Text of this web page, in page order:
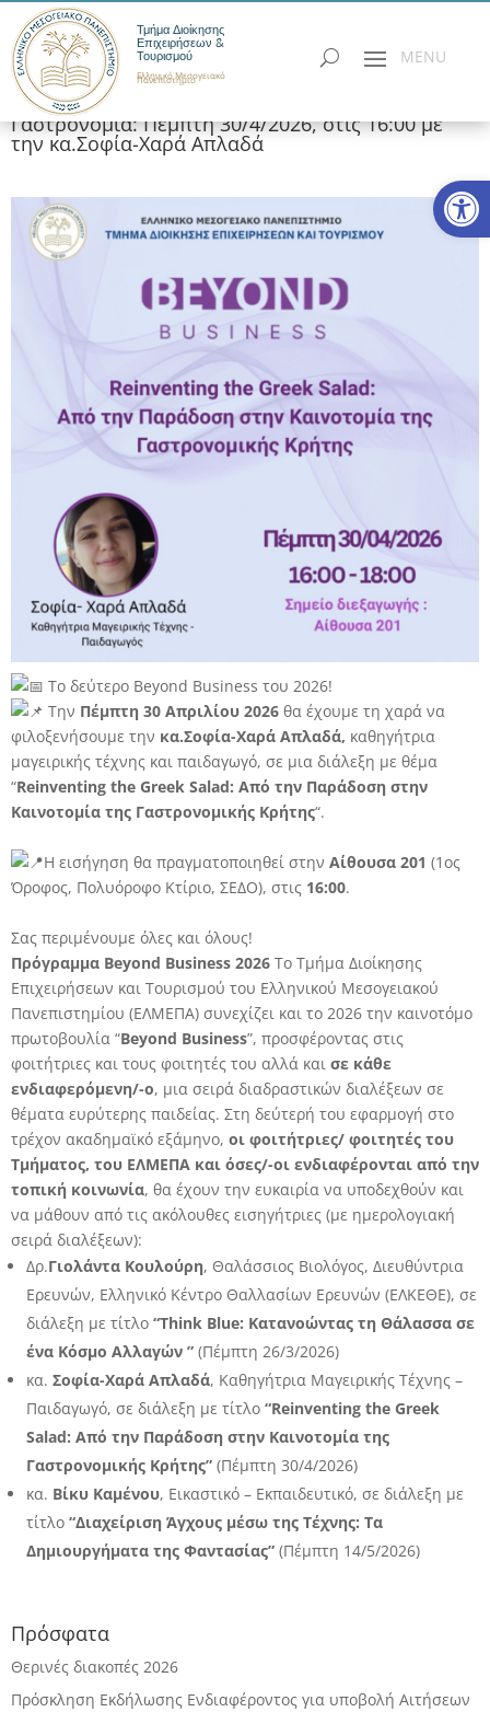
Τμήμα Διοίκησης
Επιχειρήσεων &
Τουρισμού
Ελληνικό Μεσογειακό
Πανεπιστήμιο
Γαστρονομία: Πέμπτη 30/4/2026, στις 16:00 με
την κα.Σοφία-Χαρά Απλαδά
Το δεύτερο Beyond Business του 2026!
Την Πέμπτη 30 Απριλίου 2026 θα έχουμε τη χαρά να
φιλοξενήσουμε την κα.Σοφία-Χαρά Απλαδά, καθηγήτρια
μαγειρικής τέχνης και παιδαγωγό, σε μια διάλεξη με θέμα
“Reinventing the Greek Salad: Από την Παράδοση στην
Καινοτομία της Γαστρονομικής Κρήτης“.
Η εισήγηση θα πραγματοποιηθεί στην Αίθουσα 201 (1ος
Όροφος, Πολυόροφο Κτίριο, ΣΕΔΟ), στις 16:00.
Σας περιμένουμε όλες και όλους!
Πρόγραμμα Beyond Business 2026 Το Τμήμα Διοίκησης
Επιχειρήσεων και Τουρισμού του Ελληνικού Μεσογειακού
Πανεπιστημίου (ΕΛΜΕΠΑ) συνεχίζει και το 2026 την καινοτόμο
πρωτοβουλία “Beyond Business”, προσφέροντας στις
φοιτήτριες και τους φοιτητές του αλλά και σε κάθε
ενδιαφερόμενη/-ο, μια σειρά διαδραστικών διαλέξεων σε
θέματα ευρύτερης παιδείας. Στη δεύτερή του εφαρμογή στο
τρέχον ακαδημαϊκό εξάμηνο, οι φοιτήτριες/ φοιτητές του
Τμήματος, του ΕΛΜΕΠΑ και όσες/-οι ενδιαφέρονται από την
τοπική κοινωνία, θα έχουν την ευκαιρία να υποδεχθούν και
να μάθουν από τις ακόλουθες εισηγήτριες (με ημερολογιακή
σειρά διαλέξεων):
Δρ.Γιολάντα Κουλούρη, Θαλάσσιος Βιολόγος, Διευθύντρια
Ερευνών, Ελληνικό Κέντρο Θαλλασίων Ερευνών (ΕΛΚΕΘΕ), σε
διάλεξη με τίτλο “Think Blue: Κατανοώντας τη Θάλασσα σε
ένα Κόσμο Αλλαγών ” (Πέμπτη 26/3/2026)
κα. Σοφία-Χαρά Απλαδά, Καθηγήτρια Μαγειρικής Τέχνης –
Παιδαγωγό, σε διάλεξη με τίτλο “Reinventing the Greek
Salad: Από την Παράδοση στην Καινοτομία της
Γαστρονομικής Κρήτης” (Πέμπτη 30/4/2026)
κα. Βίκυ Καμένου, Εικαστικό – Εκπαιδευτικό, σε διάλεξη με
τίτλο “Διαχείριση Άγχους μέσω της Τέχνης: Τα
Δημιουργήματα της Φαντασίας” (Πέμπτη 14/5/2026)
Πρόσφατα
Θερινές διακοπές 2026
Πρόσκληση Εκδήλωσης Ενδιαφέροντος για υποβολή Αιτήσεων